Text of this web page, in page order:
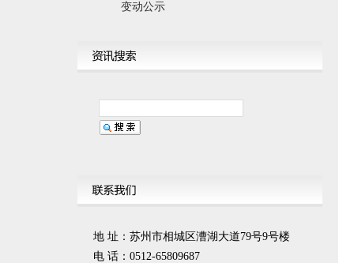
变动公示
地 址：苏州市相城区漕湖大道79号9号楼
电 话：0512-65809687